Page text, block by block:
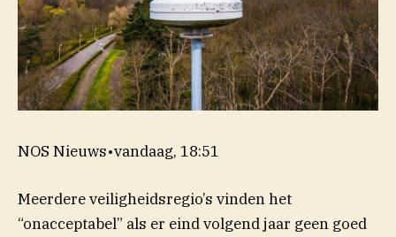
NOS Nieuws•vandaag, 18:51
Meerdere veiligheidsregio’s vinden het
“onacceptabel” als er eind volgend jaar geen goed